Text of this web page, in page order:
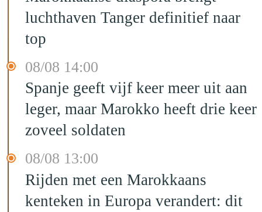
luchthaven Tanger definitief naar
top
08/08 14:00
Spanje geeft vijf keer meer uit aan
leger, maar Marokko heeft drie keer
zoveel soldaten
08/08 13:00
Rijden met een Marokkaans
kenteken in Europa verandert: dit